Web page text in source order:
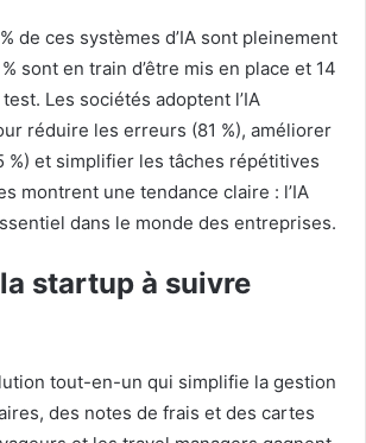
de ces systèmes d’IA sont pleinement
sont en train d’être mis en place et 14
Les sociétés adoptent l’IA
réduire les erreurs (81 %), améliorer
%) et simplifier les tâches répétitives
montrent une tendance claire : l’IA
dans le monde des entreprises.
startup à suivre
tout-en-un qui simplifie la gestion
des notes de frais et des cartes